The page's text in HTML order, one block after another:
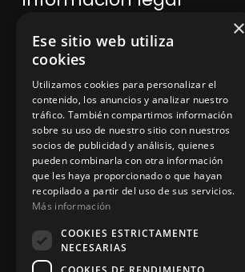
Política de privacidad
Aviso legal
App Zine Hostelería
×
Ese sitio web utiliza
cookies
Utilizamos cookies para personalizar el
contenido, los anuncios y analizar nuestro
tráfico. También compartimos información
sobre su uso de nuestro sitio con nuestros
socios de publicidad y análisis, quienes
pueden combinarla con otra información
que les haya proporcionado o que hayan
recopilado a partir del uso de sus servicios.
Más información
COOKIES ESTRICTAMENTE
NECESARIAS